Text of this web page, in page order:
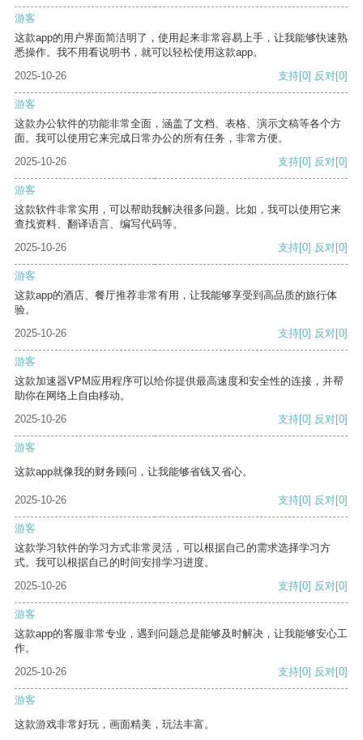
游客
这款app的用户界面简洁明了，使用起来非常容易上手，让我能够快速熟
悉操作。我不用看说明书，就可以轻松使用这款app。
2025-10-26
支持[0] 反对[0]
游客
这款办公软件的功能非常全面，涵盖了文档、表格、演示文稿等各个方
面。我可以使用它来完成日常办公的所有任务，非常方便。
2025-10-26
支持[0] 反对[0]
游客
这款软件非常实用，可以帮助我解决很多问题。比如，我可以使用它来
查找资料、翻译语言、编写代码等。
2025-10-26
支持[0] 反对[0]
游客
这款app的酒店、餐厅推荐非常有用，让我能够享受到高品质的旅行体
验。
2025-10-26
支持[0] 反对[0]
游客
这款加速器VPM应用程序可以给你提供最高速度和安全性的连接，并帮
助你在网络上自由移动。
2025-10-26
支持[0] 反对[0]
游客
这款app就像我的财务顾问，让我能够省钱又省心。
2025-10-26 支持[0] 反对[0]
游客
这款学习软件的学习方式非常灵活，可以根据自己的需求选择学习方
式。我可以根据自己的时间安排学习进度。
2025-10-26
支持[0] 反对[0]
游客
这款app的客服非常专业，遇到问题总是能够及时解决，让我能够安心工
作。
2025-10-26
支持[0] 反对[0]
游客
这款游戏非常好玩，画面精美，玩法丰富。